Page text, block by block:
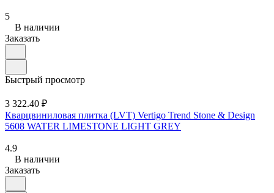
5
В наличии
Заказать
Быстрый просмотр
3 322.40 ₽
Кварцвиниловая плитка (LVT) Vertigo Trend Stone & Design
5608 WATER LIMESTONE LIGHT GREY
4.9
В наличии
Заказать